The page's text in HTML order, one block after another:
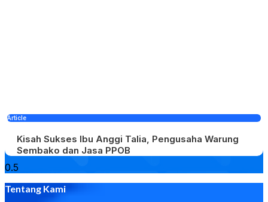
Article
Kisah Sukses Ibu Anggi Talia, Pengusaha Warung
Sembako dan Jasa PPOB
Tentang Kami